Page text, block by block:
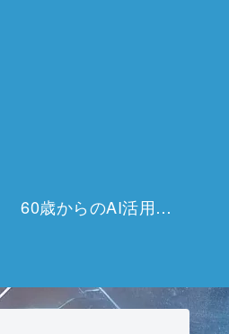
60歳からのAI活用チャレンジ